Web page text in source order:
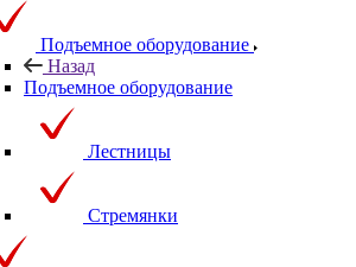
Подъемное оборудование
Назад
Подъемное оборудование
Лестницы
Стремянки